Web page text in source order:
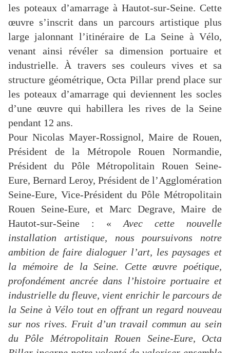
les poteaux d’amarrage à Hautot-sur-Seine. Cette
œuvre s’inscrit dans un parcours artistique plus
large jalonnant l’itinéraire de La Seine à Vélo,
venant ainsi révéler sa dimension portuaire et
industrielle. À travers ses couleurs vives et sa
structure géométrique, Octa Pillar prend place sur
les poteaux d’amarrage qui deviennent les socles
d’une œuvre qui habillera les rives de la Seine
pendant 12 ans.
Pour Nicolas Mayer-Rossignol, Maire de Rouen,
Président de la Métropole Rouen Normandie,
Président du Pôle Métropolitain Rouen Seine-
Eure, Bernard Leroy, Président de l’Agglomération
Seine-Eure, Vice-Président du Pôle Métropolitain
Rouen Seine-Eure, et Marc Degrave, Maire de
Hautot-sur-Seine : « Avec cette nouvelle
installation artistique, nous poursuivons notre
ambition de faire dialoguer l’art, les paysages et
la mémoire de la Seine. Cette œuvre poétique,
profondément ancrée dans l’histoire portuaire et
industrielle du fleuve, vient enrichir le parcours de
la Seine à Vélo tout en offrant un regard nouveau
sur nos rives. Fruit d’un travail commun au sein
du Pôle Métropolitain Rouen Seine-Eure, Octa